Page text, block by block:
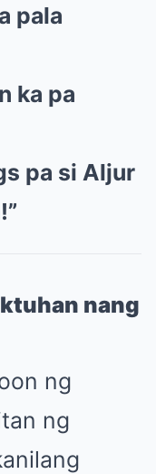
pala
ka pa
pa si Aljur
nang
ng
ng